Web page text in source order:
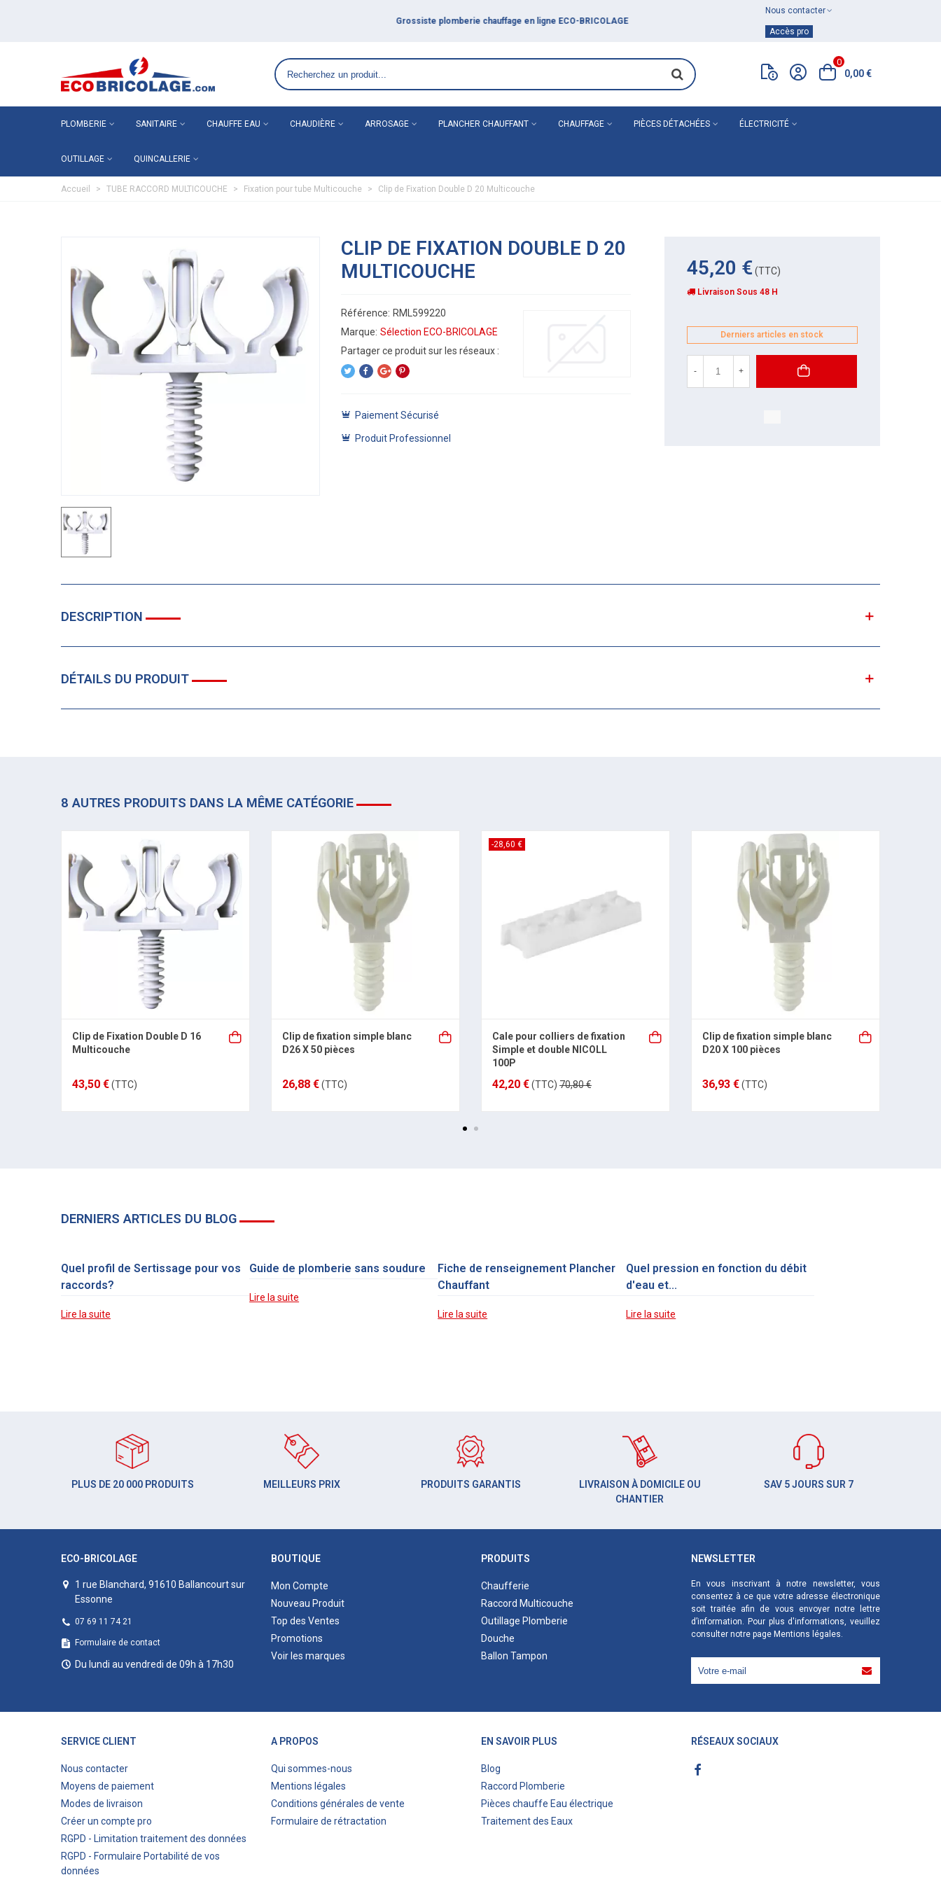
Nous contacter
Accès pro
0
0,00 €
PLOMBERIE SANITAIRE CHAUFFE EAU CHAUDIÈRE ARROSAGE PLANCHER CHAUFFANT CHAUFFAGE PIÈCES DÉTACHÉES ÉLECTRICITÉ
OUTILLAGE QUINCALLERIE
Accueil > TUBE RACCORD MULTICOUCHE > Fixation pour tube Multicouche > Clip de Fixation Double D 20 Multicouche
CLIP DE FIXATION DOUBLE D 20
MULTICOUCHE
Référence: RML599220
Marque: Sélection ECO-BRICOLAGE
Paiement Sécurisé
Produit Professionnel
45,20 €(TTC)
Livraison Sous 48 H
Derniers articles en stock
- +
DESCRIPTION
DÉTAILS DU PRODUIT
8 AUTRES PRODUITS DANS LA MÊME CATÉGORIE
Clip de Fixation Double D 16
Multicouche
43,50 €(TTC)
Clip de fixation simple blanc
D26 X 50 pièces
26,88 €(TTC)
-28,60 €
Cale pour colliers de fixation
Simple et double NICOLL
100P
42,20 €(TTC) 70,80 €
Clip de fixation simple blanc
D20 X 100 pièces
36,93 €(TTC)
DERNIERS ARTICLES DU BLOG
Quel profil de Sertissage pour vos
raccords?
Lire la suite
Guide de plomberie sans soudure
Lire la suite
Fiche de renseignement Plancher
Chauffant
Lire la suite
Quel pression en fonction du débit
d'eau et...
Lire la suite
PLUS DE 20 000 PRODUITS MEILLEURS PRIX PRODUITS GARANTIS
LIVRAISON À DOMICILE OU
CHANTIER
SAV 5 JOURS SUR 7
ECO-BRICOLAGE
1 rue Blanchard, 91610 Ballancourt sur
Essonne
07 69 11 74 21
Formulaire de contact
Du lundi au vendredi de 09h à 17h30
BOUTIQUE
Mon Compte
Nouveau Produit
Top des Ventes
Promotions
Voir les marques
PRODUITS
Chaufferie
Raccord Multicouche
Outillage Plomberie
Douche
Ballon Tampon
NEWSLETTER
En vous inscrivant à notre newsletter, vous
consentez à ce que votre adresse électronique
soit traitée afin de vous envoyer notre lettre
d’information. Pour plus d'informations, veuillez
consulter notre page Mentions légales.
SERVICE CLIENT
Nous contacter
Moyens de paiement
Modes de livraison
Créer un compte pro
RGPD - Limitation traitement des données
RGPD - Formulaire Portabilité de vos
données
A PROPOS
Qui sommes-nous
Mentions légales
Conditions générales de vente
Formulaire de rétractation
EN SAVOIR PLUS
Blog
Raccord Plomberie
Pièces chauffe Eau électrique
Traitement des Eaux
RÉSEAUX SOCIAUX